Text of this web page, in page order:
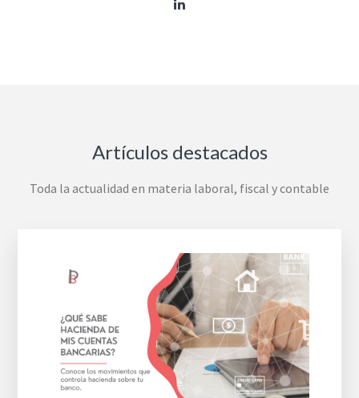
Artículos destacados
Toda la actualidad en materia laboral, fiscal y contable